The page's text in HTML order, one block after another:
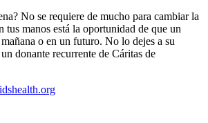
No se requiere de mucho para cambiar la
tus manos está la oportunidad de que un
o en un futuro. No lo dejes a su
donante recurrente de Cáritas de